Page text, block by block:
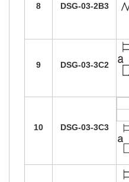
8 DSG-03-2B3
9 DSG-03-3C2
10 DSG-03-3C3